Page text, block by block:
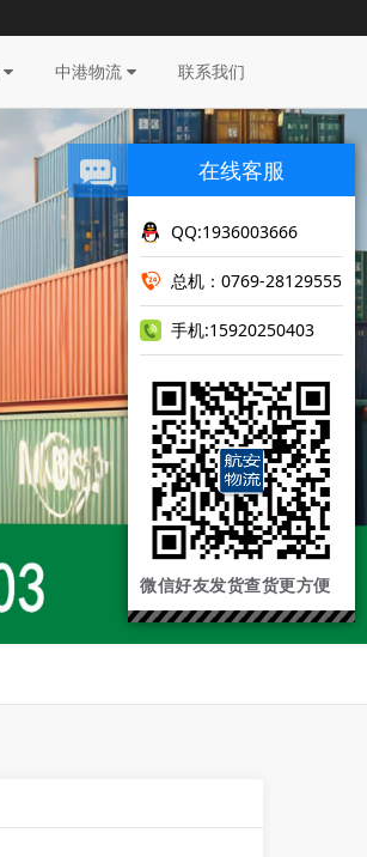
中港物流 联系我们
在线客服
QQ:1936003666
总机：0769-28129555
手机:15920250403
微信好友发货查货更方便